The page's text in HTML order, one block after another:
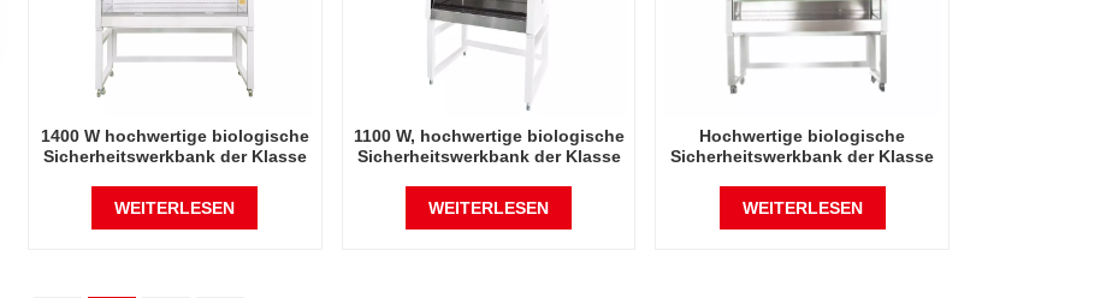
1400 W hochwertige biologische
Sicherheitswerkbank der Klasse
WEITERLESEN
1100 W, hochwertige biologische
Sicherheitswerkbank der Klasse
WEITERLESEN
Hochwertige biologische
Sicherheitswerkbank der Klasse
WEITERLESEN